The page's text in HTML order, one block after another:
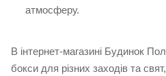
атмосферу.
В інтернет-магазині Будинок
бокси для різних заходів та